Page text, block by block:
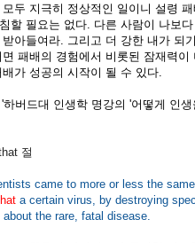
두 지극히 정상적인 일이니 설령
할 필요는 없다. 다른 사람이 나보
아들여라. 그리고 더 강한 내가 되
패배의 경험에서 비롯된 잠재력이
가 성공의 시작이 될 수 있다.
하버드대 인생학 명강의 '어떻게 인
절
came to more or less the same
a certain virus, by destroying
the rare, fatal disease.